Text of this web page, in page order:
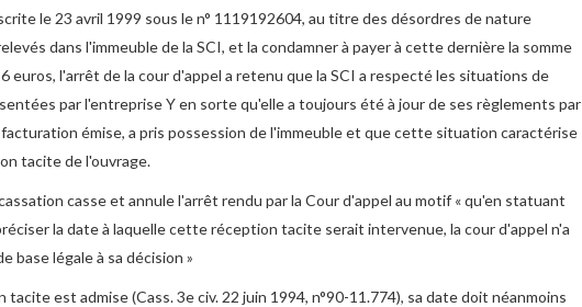
le 23 avril 1999 sous le n° 1119192604, au titre des désordres de nature
dans l'immeuble de la SCI, et la condamner à payer à cette dernière la somme
euros, l'arrêt de la cour d'appel a retenu que la SCI a respecté les situations de
par l'entreprise Y en sorte qu'elle a toujours été à jour de ses règlements par
émise, a pris possession de l'immeuble et que cette situation caractérise
tacite de l'ouvrage.
casse et annule l'arrêt rendu par la Cour d'appel au motif « qu'en statuant
la date à laquelle cette réception tacite serait intervenue, la cour d'appel n'a
base légale à sa décision »
tacite est admise (Cass. 3e civ. 22 juin 1994, n°90-11.774), sa date doit néanmoins